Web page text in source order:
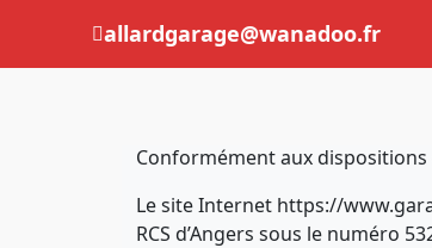
allardgarage@wanadoo.fr
Conformément aux dispositions
Le site Internet https://
RCS d’Angers sous le numéro